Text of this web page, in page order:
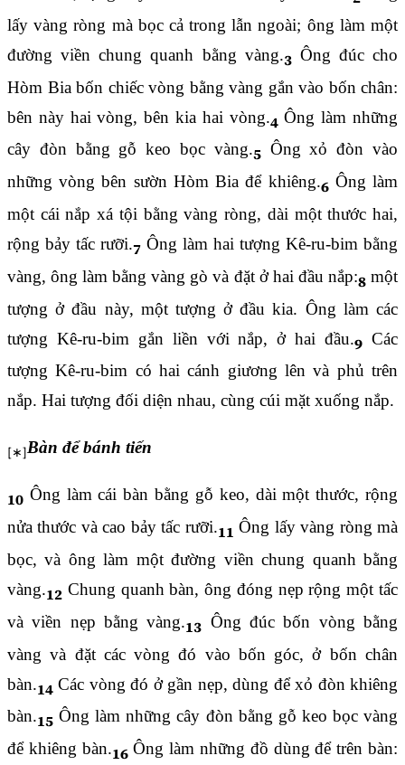
lấy vàng ròng mà bọc cả trong lẫn ngoài; ông làm một
đường viền chung quanh bằng vàng.3 Ông đúc cho
Hòm Bia bốn chiếc vòng bằng vàng gắn vào bốn chân:
bên này hai vòng, bên kia hai vòng.4 Ông làm những
cây đòn bằng gỗ keo bọc vàng.5 Ông xỏ đòn vào
những vòng bên sườn Hòm Bia để khiêng.6 Ông làm
một cái nắp xá tội bằng vàng ròng, dài một thước hai,
rộng bảy tấc rưỡi.7 Ông làm hai tượng Kê-ru-bim bằng
vàng, ông làm bằng vàng gò và đặt ở hai đầu nắp:8 một
tượng ở đầu này, một tượng ở đầu kia. Ông làm các
tượng Kê-ru-bim gắn liền với nắp, ở hai đầu.9 Các
tượng Kê-ru-bim có hai cánh giương lên và phủ trên
nắp. Hai tượng đối diện nhau, cùng cúi mặt xuống nắp.
Bàn để bánh tiến
10 Ông làm cái bàn bằng gỗ keo, dài một thước, rộng
nửa thước và cao bảy tấc rưỡi.11 Ông lấy vàng ròng mà
bọc, và ông làm một đường viền chung quanh bằng
vàng.12 Chung quanh bàn, ông đóng nẹp rộng một tấc
và viền nẹp bằng vàng.13 Ông đúc bốn vòng bằng
vàng và đặt các vòng đó vào bốn góc, ở bốn chân
bàn.14 Các vòng đó ở gần nẹp, dùng để xỏ đòn khiêng
bàn.15 Ông làm những cây đòn bằng gỗ keo bọc vàng
để khiêng bàn.16 Ông làm những đồ dùng để trên bàn: